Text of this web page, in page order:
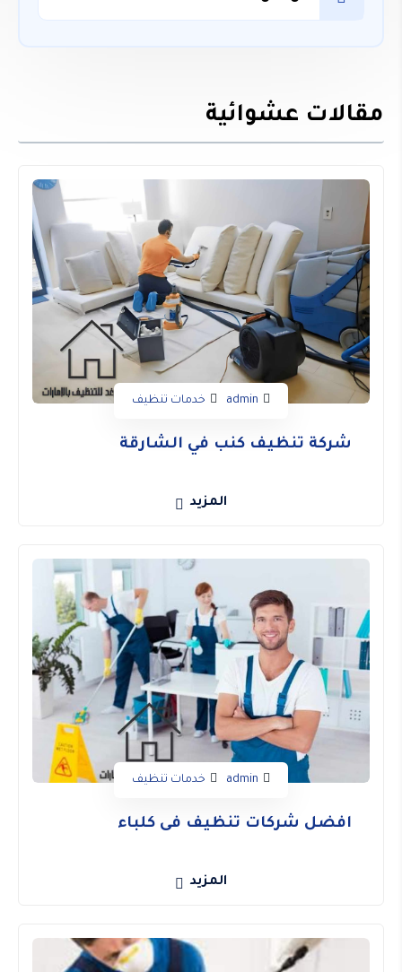
مقالات عشوائية
admin خدمات تنظيف
شركة تنظيف كنب في الشارقة
المزيد
admin خدمات تنظيف
افضل شركات تنظيف فى كلباء
المزيد